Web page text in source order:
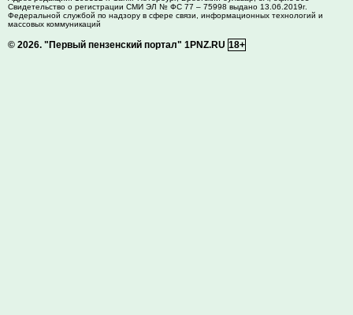
Свидетельство о регистрации СМИ ЭЛ № ФС 77 – 75998 выдано 13.06.2019г.
Федеральной службой по надзору в сфере связи, информационных технологий и
массовых коммуникаций
© 2026. "Первый пензенский портал" 1PNZ.RU 18+